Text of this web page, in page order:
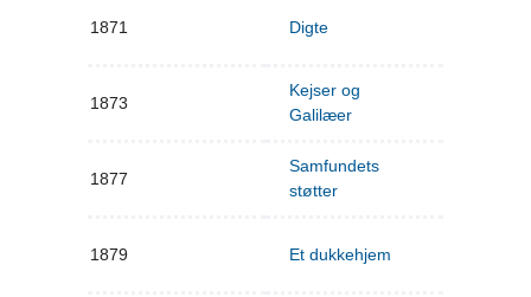
1871 Digte
1873
Kejser og
Galilæer
1877
Samfundets
støtter
1879 Et dukkehjem